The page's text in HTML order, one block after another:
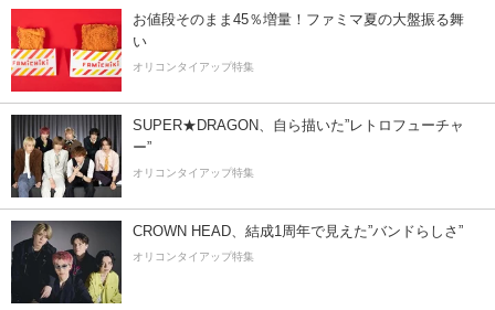
お値段そのまま45％増量！ファミマ夏の大盤振る舞
い
オリコンタイアップ特集
SUPER★DRAGON、自ら描いた”レトロフューチャ
ー”
オリコンタイアップ特集
CROWN HEAD、結成1周年で見えた”バンドらしさ”
オリコンタイアップ特集